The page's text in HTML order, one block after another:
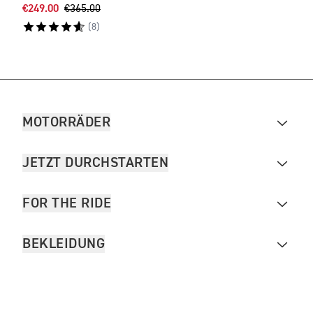
€249.00 €365.00
(8)
MOTORRÄDER
JETZT DURCHSTARTEN
FOR THE RIDE
BEKLEIDUNG